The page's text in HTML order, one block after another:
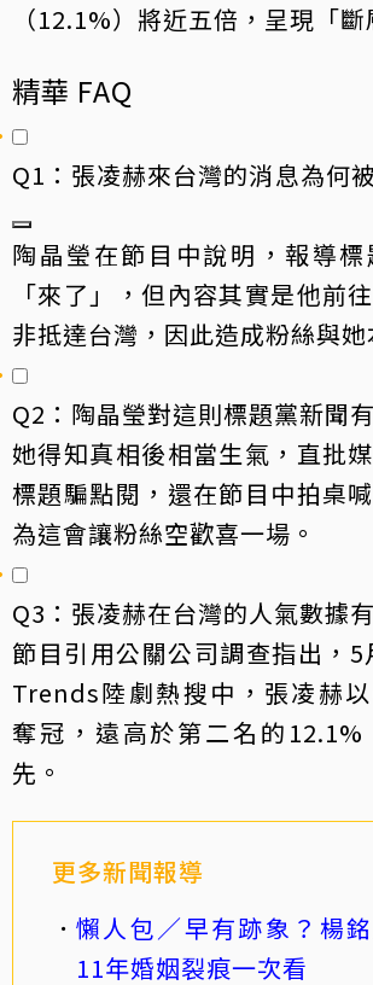
（12.1%）將近五倍，呈現「斷
精華 FAQ
Q1：張凌赫來台灣的消息為何
陶晶瑩在節目中說明，報導
「來了」，但內容其實是他前
非抵達台灣，因此造成粉絲與她
Q2：陶晶瑩對這則標題黨新聞
她得知真相後相當生氣，直批
標題騙點閱，還在節目中拍桌
為這會讓粉絲空歡喜一場。
Q3：張凌赫在台灣的人氣數據
節目引用公關公司調查指出，
Trends陸劇熱搜中，張凌赫
奪冠，遠高於第二名的12.1%
先。
更多新聞報導
懶人包／早有跡象？楊
11年婚姻裂痕一次看